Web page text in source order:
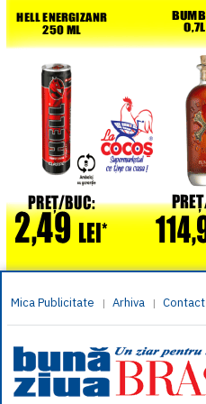
Mica Publicitate | Arhiva | Contact